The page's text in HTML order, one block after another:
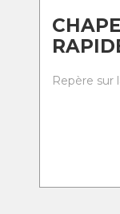
Repère sur